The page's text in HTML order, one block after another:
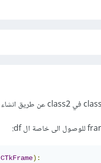
CTkFrame):